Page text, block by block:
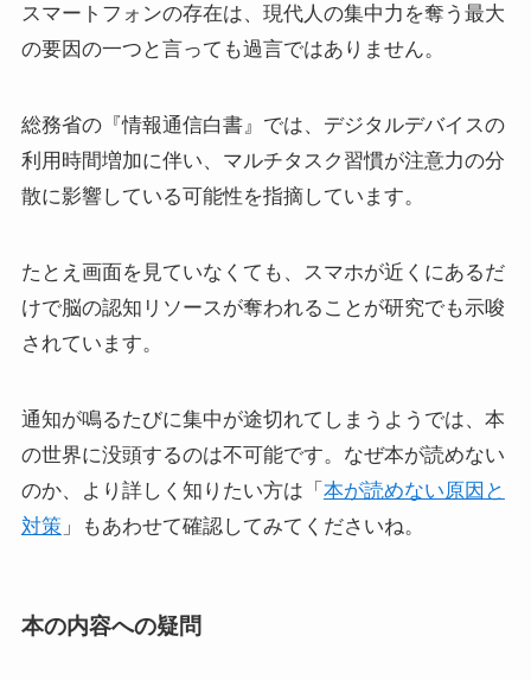
スマートフォンの存在は、現代人の集中力を奪う最大
の要因の一つと言っても過言ではありません。
総務省の『情報通信白書』では、デジタルデバイスの
利用時間増加に伴い、マルチタスク習慣が注意力の分
散に影響している可能性を指摘しています。
たとえ画面を見ていなくても、スマホが近くにあるだ
けで脳の認知リソースが奪われることが研究でも示唆
されています。
通知が鳴るたびに集中が途切れてしまうようでは、本
の世界に没頭するのは不可能です。なぜ本が読めない
のか、より詳しく知りたい方は「 本が読めない原因と
対策 」もあわせて確認してみてくださいね。
本の内容への疑問